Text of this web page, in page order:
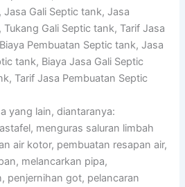
Gali Septic tank, Jasa
Gali Septic tank, Tarif Jasa
Pembuatan Septic tank, Jasa
tank, Biaya Jasa Gali Septic
Tarif Jasa Pembuatan Septic
yang lain, diantaranya:
menguras saluran limbah
air kotor, pembuatan resapan air,
melancarkan pipa,
penjernihan got, pelancaran